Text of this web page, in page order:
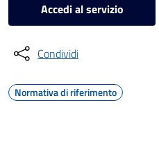
Accedi al servizio
Condividi
Normativa di riferimento